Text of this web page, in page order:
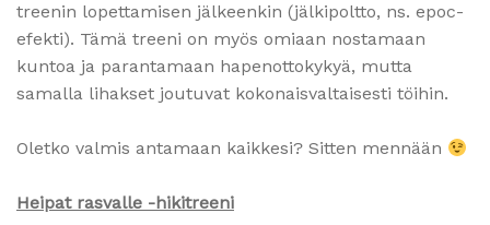
treenin lopettamisen jälkeenkin (jälkipoltto, ns. epoc-
efekti). Tämä treeni on myös omiaan nostamaan
kuntoa ja parantamaan hapenottokykyä, mutta
samalla lihakset joutuvat kokonaisvaltaisesti töihin.
Oletko valmis antamaan kaikkesi? Sitten mennään
Heipat rasvalle -hikitreeni